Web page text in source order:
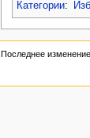
Категории:
Последнее